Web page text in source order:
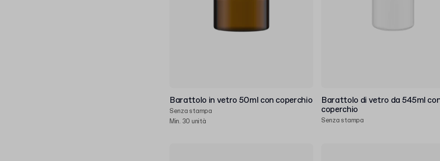
Barattolo in vetro 50ml con coperchio
Senza stampa
Min. 30 unità
Barattolo di vetro da 545ml
coperchio
Senza stampa